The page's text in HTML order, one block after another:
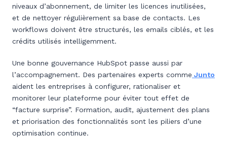
niveaux d’abonnement, de limiter les licences inutilisées,
et de nettoyer régulièrement sa base de contacts. Les
workflows doivent être structurés, les emails ciblés, et les
crédits utilisés intelligemment.
Une bonne gouvernance HubSpot passe aussi par
l’accompagnement. Des partenaires experts comme Junto
aident les entreprises à configurer, rationaliser et
monitorer leur plateforme pour éviter tout effet de
“facture surprise”. Formation, audit, ajustement des plans
et priorisation des fonctionnalités sont les piliers d’une
optimisation continue.